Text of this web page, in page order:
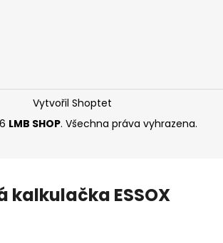
Vytvořil Shoptet
LMB SHOP. Všechna práva vyhrazena.
kalkulačka ESSOX